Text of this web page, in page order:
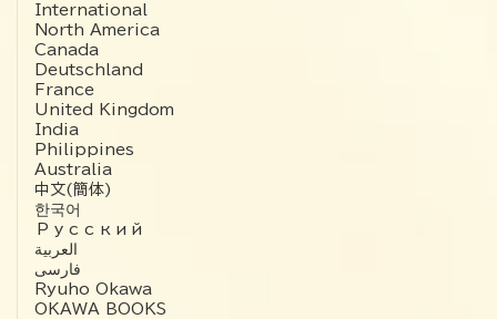
International
North America
Canada
Deutschland
France
United Kingdom
India
Philippines
Australia
中文(簡体)
한국어
Русский
العربية‏
فارسی
Ryuho Okawa
OKAWA BOOKS